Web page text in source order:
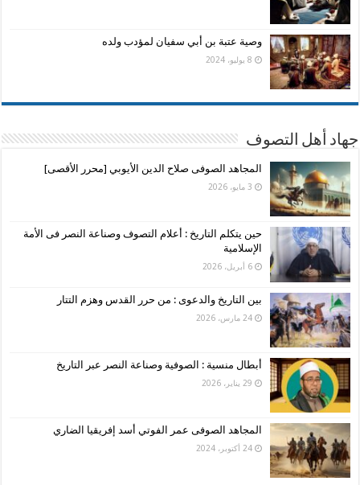
وصية عتبة بن أبي سفيان لمؤدب ولده
8 يوليو، 2024
جهاد أهل التصوف
المجاهد الصوفى صلاح الدين الأيوبي [محرر الأقصى]
3 مايو، 2026
حين يتكلم التاريخ : أعلام التصوف وصناعة النصر فى الأمة
الإسلامية
6 أبريل، 2026
بين التاريخ والدعوى : من حرر القدس وهزم التتار
24 مارس، 2026
أبطال منسية : الصوفية وصناعة النصر عبر التاريخ
29 يناير، 2026
المجاهد الصوفى عمر الفوتي أسد إفريقيا الضاري
24 أكتوبر، 2024